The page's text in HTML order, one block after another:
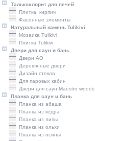
Талькохлорит для печей
Плитка, кирпич
Фасонные элементы
Натуральный камень Tulikivi
Мозаика Tulikivi
Плитка Tulikivi
Двери для саун и бань
Двери AO
Деревянные двери
Дизайн стекла
Для паровых кабин
Двери для саун Maestro woods
Планка для саун и бань
Планка из абаша
Планка из кедра
Планка из липы
Планка из ольхи
Планка из осины